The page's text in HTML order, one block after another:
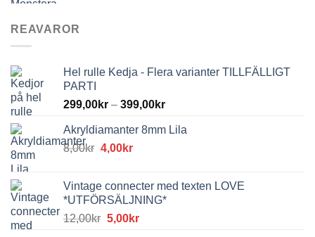
REAVAROR
Hel rulle Kedja - Flera varianter TILLFÄLLIGT
PARTI
299,00kr – 399,00kr
Akryldiamanter 8mm Lila
8,00kr Det
var:
8,00kr.
4,00krDet
är:
4,00kr.
Vintage connecter med texten LOVE
*UTFÖRSÄLJNING*
12,00kr Det
5,00krDet